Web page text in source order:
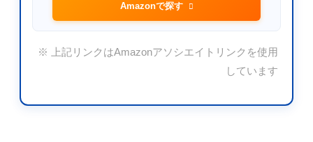
Amazonで探す
※ 上記リンクはAmazonアソシエイトリンクを使用
しています